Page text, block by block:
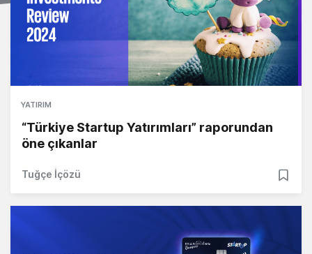
YATIRIM
“Türkiye Startup Yatırımları” raporundan
öne çıkanlar
Tuğçe İçözü